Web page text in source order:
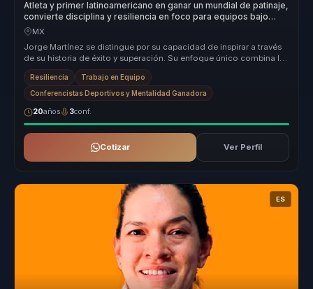
Atleta y primer latinoamericano en ganar un mundial de patinaje,
convierte disciplina y resiliencia en foco para equipos bajo
presion.
MX
Jorge Martínez se distingue por su capacidad de inspirar a través
de su historia de éxito y superación. Su enfoque único combina la
exper...
Resiliencia Trabajo en Equipo
Conferencistas Deportivos y Mentalidad Ganadora
20años 3conf.
Cotizar Ver Perfil
ES